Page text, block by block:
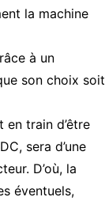
la machine
à un
son choix soit
train d’être
sera d’une
D’où, la
éventuels,